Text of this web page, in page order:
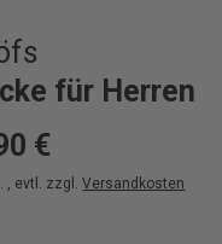
für Herren
€
, evtl. zzgl.Versandkosten